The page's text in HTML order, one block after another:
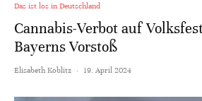
Das ist los in Deutschland
Cannabis-Verbot auf
Bayerns Vorstoß
Elisabeth Koblitz · 19. April 2024